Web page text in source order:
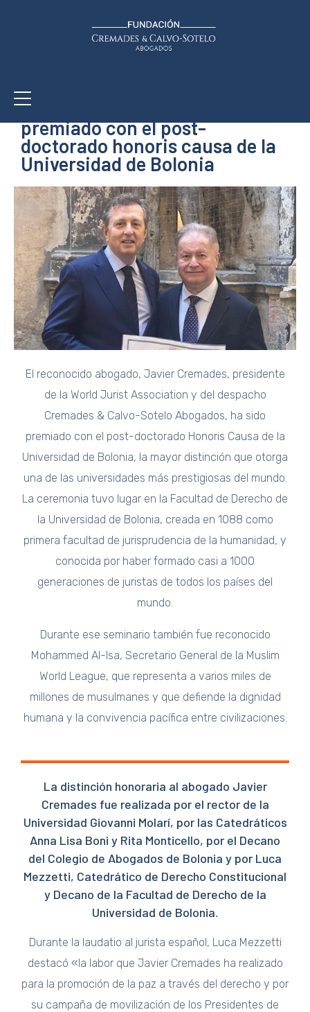
El abogado Javier Cremades
premiado con el post-
doctorado honoris causa de la
Universidad de Bolonia
El reconocido abogado, Javier Cremades, presidente
de la World Jurist Association y del despacho
Cremades & Calvo-Sotelo Abogados, ha sido
premiado con el post-doctorado Honoris Causa de la
Universidad de Bolonia, la mayor distinción que otorga
una de las universidades más prestigiosas del mundo.
La ceremonia tuvo lugar en la Facultad de Derecho de
la Universidad de Bolonia, creada en 1088 como
primera facultad de jurisprudencia de la humanidad, y
conocida por haber formado casi a 1000
generaciones de juristas de todos los países del
mundo.
Durante ese seminario también fue reconocido
Mohammed Al-Isa, Secretario General de la Muslim
World League, que representa a varios miles de
millones de musulmanes y que defiende la dignidad
humana y la convivencia pacífica entre civilizaciones.
La distinción honoraria al abogado Javier
Cremades fue realizada por el rector de la
Universidad Giovanni Molarí, por las Catedráticos
Anna Lisa Boni y Rita Monticello, por el Decano
del Colegio de Abogados de Bolonia y por Luca
Mezzetti, Catedrático de Derecho Constitucional
y Decano de la Facultad de Derecho de la
Universidad de Bolonia.
Durante la laudatio al jurista español, Luca Mezzetti
destacó «la labor que Javier Cremades ha realizado
para la promoción de la paz a través del derecho y por
su campaña de movilización de los Presidentes de